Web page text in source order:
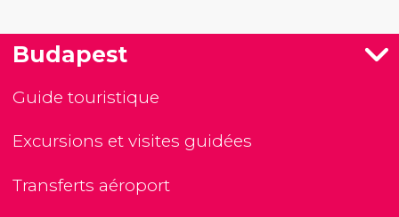
Budapest
Guide touristique
Excursions et visites guidées
Transferts aéroport